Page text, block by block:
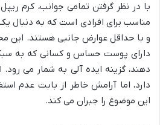
با در نظر گرفتن تمامی جوانب، کرم
مناسب برای افرادی است که به دنبال
و با حداقل عوارض جانبی هستند. این
دارای پوست حساس و کسانی که به
دهند، گزینه ایده آلی به شمار می
دارد، اما آرامش خاطر از بابت عدم
این موضوع را جبران می کند.